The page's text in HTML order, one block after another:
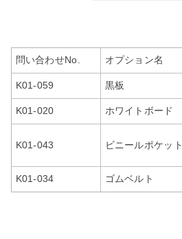
問い合わせNo. オプション名
K01-059
黒板
K01-020
ホワイトボード
K01-043 ビニールポケット
K01-034 ゴムベルト